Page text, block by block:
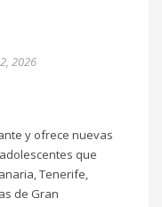
2026
y ofrece nuevas
que
Tenerife,
de Gran